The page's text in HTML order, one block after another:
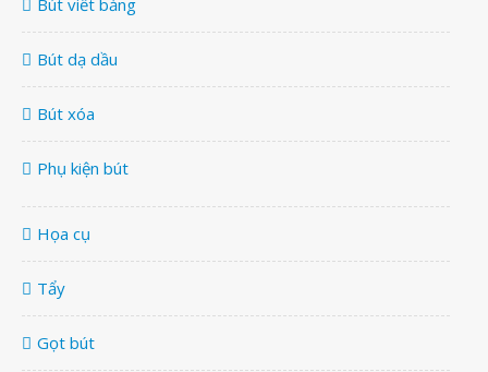
Bút viết bảng
Bút dạ dầu
Bút xóa
Phụ kiện bút
Họa cụ
Tẩy
Gọt bút